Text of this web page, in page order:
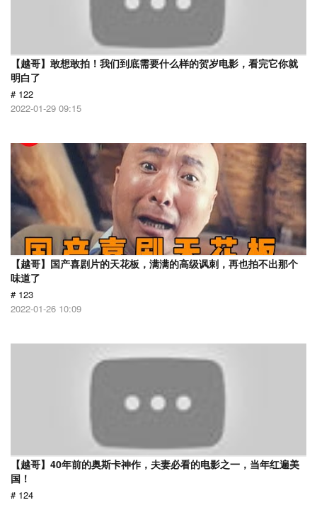
【越哥】敢想敢拍！我们到底需要什么样的贺岁电影，看完它你就
明白了
# 122
2022-01-29 09:15
【越哥】国产喜剧片的天花板，满满的高级讽刺，再也拍不出那个
味道了
# 123
2022-01-26 10:09
【越哥】40年前的奥斯卡神作，夫妻必看的电影之一，当年红遍美
国！
# 124